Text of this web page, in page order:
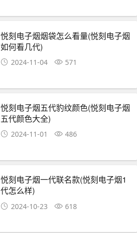
悦刻电子烟烟袋怎么看量(悦刻电子烟
如何看几代)
2024-11-04 571
悦刻电子烟五代豹纹颜色(悦刻电子烟
五代颜色大全)
2024-11-01 486
悦刻电子烟一代联名款(悦刻电子烟1
代怎么样)
2024-10-23 618